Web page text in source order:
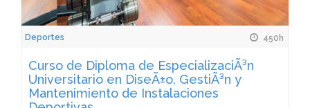
Deportes 450h
Curso de Diploma de EspecializaciÃ³n
Universitario en DiseÃ±o, GestiÃ³n y
Mantenimiento de Instalaciones